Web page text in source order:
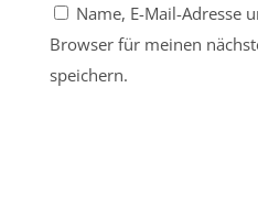
Name, E-Mail-Adresse
Browser für meinen
speichern.